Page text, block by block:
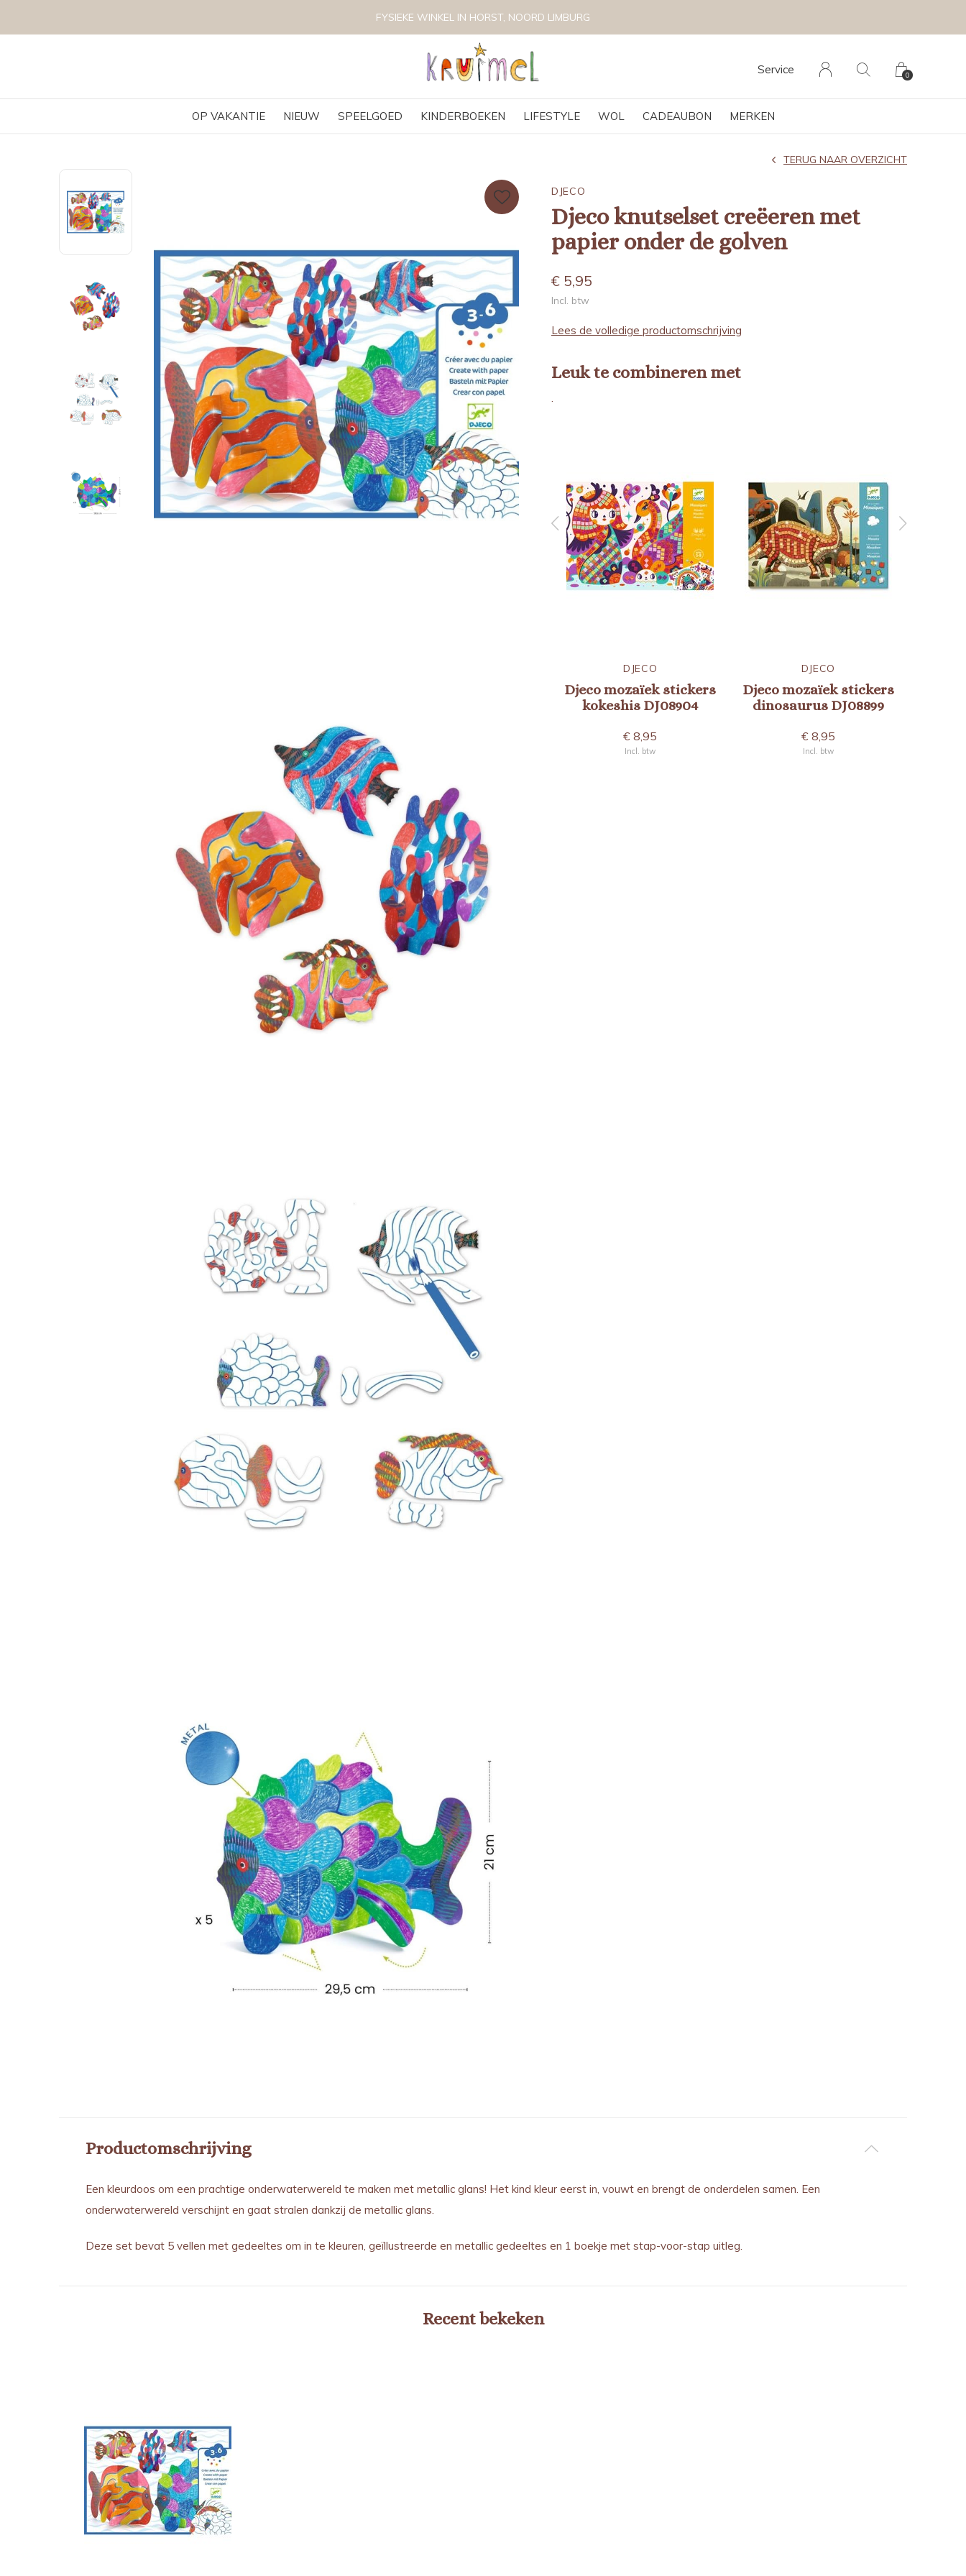
OP VAKANTIE NIEUW SPEELGOED KINDERBOEKEN LIFESTYLE WOL CADEAUBON MERKEN
Service 0
FYSIEKE WINKEL IN HORST, NOORD LIMBURG
DJECO
Djeco knutselset creëeren met
papier onder de golven
TERUG NAAR OVERZICHT
€ 5,95
Incl. btw
Lees de volledige productomschrijving
Leuk te combineren met
.
Incl. btw
DJECO
Djeco mozaïek stickers
kokeshis DJ08904
€ 8,95
Incl. btw
DJECO
Djeco mozaïek stickers
dinosaurus DJ08899
€ 8,95
Incl. btw
Productomschrijving
Een kleurdoos om een prachtige onderwaterwereld te maken met metallic glans! Het kind kleur eerst in, vouwt en brengt de onderdelen samen. Een
onderwaterwereld verschijnt en gaat stralen dankzij de metallic glans.
Deze set bevat 5 vellen met gedeeltes om in te kleuren, geïllustreerde en metallic gedeeltes en 1 boekje met stap-voor-stap uitleg.
Recent bekeken